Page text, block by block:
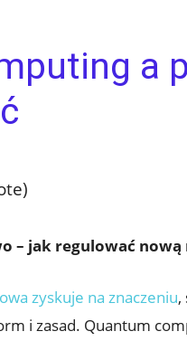
a
– jak regulować nową
zyskuje na znaczeniu,
i zasad. Quantum